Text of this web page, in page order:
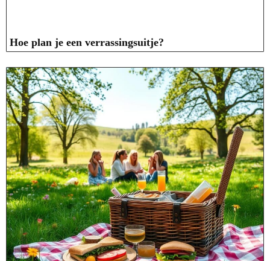
Hoe plan je een verrassingsuitje?